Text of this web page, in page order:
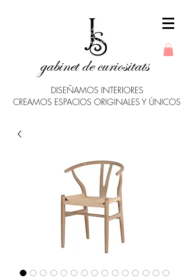
gabinet de curiositats
DISEÑAMOS INTERIORES
CREAMOS ESPACIOS ORIGINALES Y ÚNICOS